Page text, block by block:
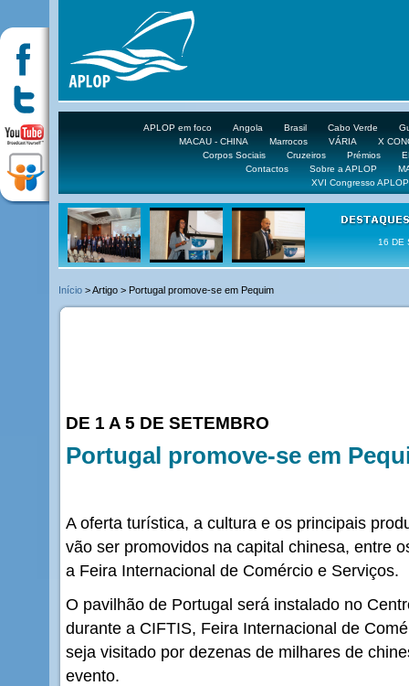
APLOP em foco Angola Brasil Cabo Verde
MACAU - CHINA
Marrocos VÁRIA
X
Corpos Sociais
Cruzeiros Prémios
Contactos
Sobre a APLOP
XVI Congresso APLOP
16 DE
Início > Artigo > Portugal promove-se em Pequim
DE 1 A 5 DE SETEMBRO
Portugal promove-se em
A oferta turística, a cultura e os principais
vão ser promovidos na capital chinesa, entre
a Feira Internacional de Comércio e Serviços.
O pavilhão de Portugal será instalado no
durante a CIFTIS, Feira Internacional de
seja visitado por dezenas de milhares de
evento.